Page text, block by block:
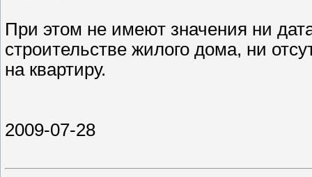
При этом не имеют значения ни
строительстве жилого дома, ни
на квартиру.
2009-07-28